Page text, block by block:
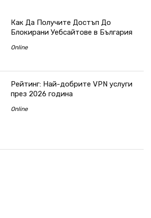
Как Да Получите Достъп До
Блокирани Уебсайтове в България
Online
Рейтинг: Най-добрите VPN услуги
през 2026 година
Online